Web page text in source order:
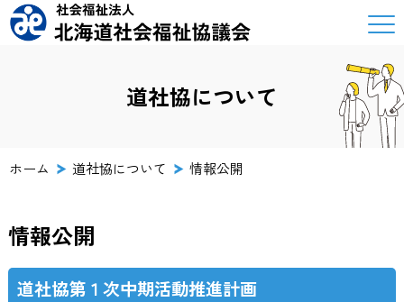
道社協について
ホーム 道社協について 情報公開
情報公開
道社協第１次中期活動推進計画